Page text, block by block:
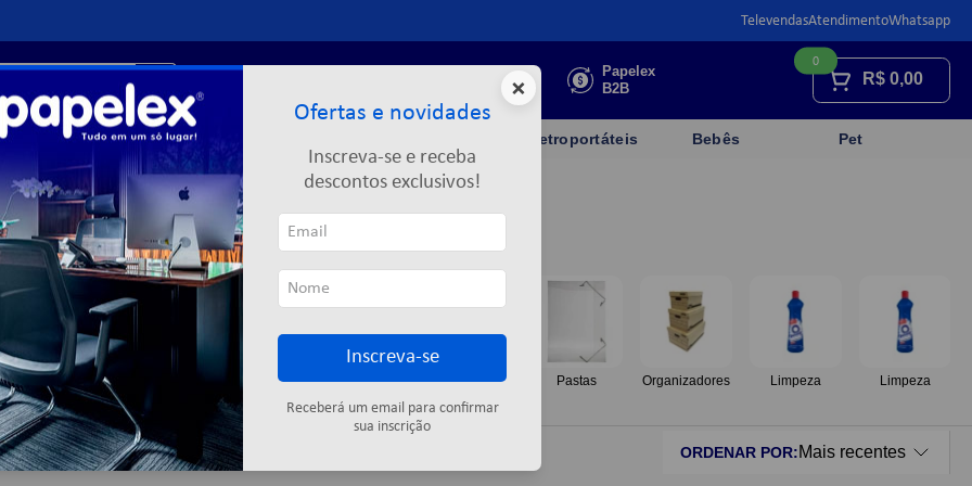
TelevendasAtendimentoWhatsapp
Faça sua
cotação
Papelex
B2B
R$ 0,00
0
Limpeza Informática Eletroportáteis Bebês Pet
Fitas adesivas Descartáveis Colas Elásticos Pastas Organizadores Limpeza Limpeza
4produtos ORDENAR POR Mais recentes
×
Ofertas e novidades
Inscreva-se e receba
descontos exclusivos!
Inscreva-se
Receberá um email para confirmar
sua inscrição